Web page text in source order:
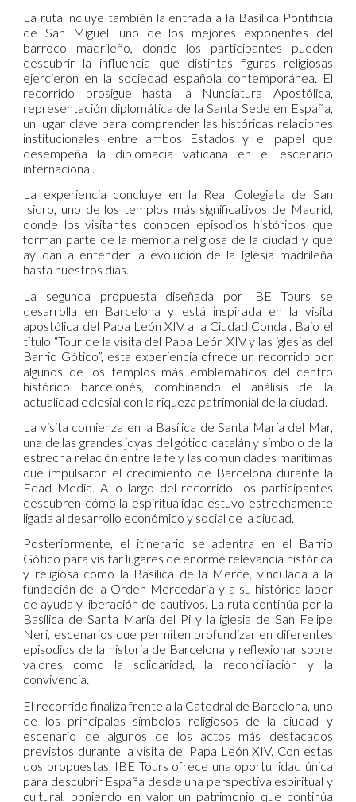
La ruta incluye también la entrada a la Basílica Pontificia
de San Miguel, uno de los mejores exponentes del
barroco madrileño, donde los participantes pueden
descubrir la influencia que distintas figuras religiosas
ejercieron en la sociedad española contemporánea. El
recorrido prosigue hasta la Nunciatura Apostólica,
representación diplomática de la Santa Sede en España,
un lugar clave para comprender las históricas relaciones
institucionales entre ambos Estados y el papel que
desempeña la diplomacia vaticana en el escenario
internacional.
La experiencia concluye en la Real Colegiata de San
Isidro, uno de los templos más significativos de Madrid,
donde los visitantes conocen episodios históricos que
forman parte de la memoria religiosa de la ciudad y que
ayudan a entender la evolución de la Iglesia madrileña
hasta nuestros días.
La segunda propuesta diseñada por IBE Tours se
desarrolla en Barcelona y está inspirada en la visita
apostólica del Papa León XIV a la Ciudad Condal. Bajo el
título “Tour de la visita del Papa León XIV y las iglesias del
Barrio Gótico”, esta experiencia ofrece un recorrido por
algunos de los templos más emblemáticos del centro
histórico barcelonés, combinando el análisis de la
actualidad eclesial con la riqueza patrimonial de la ciudad.
La visita comienza en la Basílica de Santa María del Mar,
una de las grandes joyas del gótico catalán y símbolo de la
estrecha relación entre la fe y las comunidades marítimas
que impulsaron el crecimiento de Barcelona durante la
Edad Media. A lo largo del recorrido, los participantes
descubren cómo la espiritualidad estuvo estrechamente
ligada al desarrollo económico y social de la ciudad.
Posteriormente, el itinerario se adentra en el Barrio
Gótico para visitar lugares de enorme relevancia histórica
y religiosa como la Basílica de la Mercè, vinculada a la
fundación de la Orden Mercedaria y a su histórica labor
de ayuda y liberación de cautivos. La ruta continúa por la
Basílica de Santa María del Pi y la iglesia de San Felipe
Neri, escenarios que permiten profundizar en diferentes
episodios de la historia de Barcelona y reflexionar sobre
valores como la solidaridad, la reconciliación y la
convivencia.
El recorrido finaliza frente a la Catedral de Barcelona, uno
de los principales símbolos religiosos de la ciudad y
escenario de algunos de los actos más destacados
previstos durante la visita del Papa León XIV. Con estas
dos propuestas, IBE Tours ofrece una oportunidad única
para descubrir España desde una perspectiva espiritual y
cultural, poniendo en valor un patrimonio que continúa